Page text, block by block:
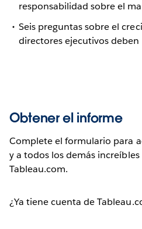
responsabilidad sobre el
Seis preguntas sobre el
directores ejecutivos deben
Obtener el informe
Complete el formulario para
y a todos los demás
Tableau.com.
¿Ya tiene cuenta de